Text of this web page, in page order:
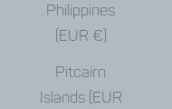
Philippines
(EUR €)
Pitcairn
Islands (EUR